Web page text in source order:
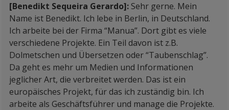
[Benedikt Sequeira Gerardo]: Sehr gerne. Mein
Name ist Benedikt. Ich lebe in Berlin, in Deutschland.
Ich arbeite bei der Firma “Manua”. Dort gibt es viele
verschiedene Projekte. Ein Teil davon ist z.B.
Dolmetschen und Übersetzen oder “Taubenschlag”.
Da geht es mehr um Medien und Informationen
jeglicher Art, die verbreitet werden. Das ist ein
europäisches Projekt, für das ich zuständig bin. Ich
arbeite als Geschäftsführer und manage die Projekte.